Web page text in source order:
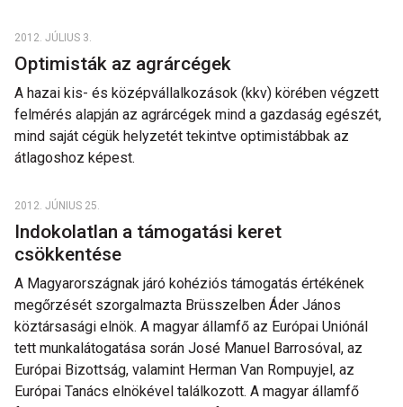
2012. JÚLIUS 3.
Optimisták az agrárcégek
A hazai kis- és középvállalkozások (kkv) körében végzett
felmérés alapján az agrárcégek mind a gazdaság egészét,
mind saját cégük helyzetét tekintve optimistábbak az
átlagoshoz képest.
2012. JÚNIUS 25.
Indokolatlan a támogatási keret
csökkentése
A Magyarországnak járó kohéziós támogatás értékének
megőrzését szorgalmazta Brüsszelben Áder János
köztársasági elnök. A magyar államfő az Európai Uniónál
tett munkalátogatása során José Manuel Barrosóval, az
Európai Bizottság, valamint Herman Van Rompuyjel, az
Európai Tanács elnökével találkozott. A magyar államfő